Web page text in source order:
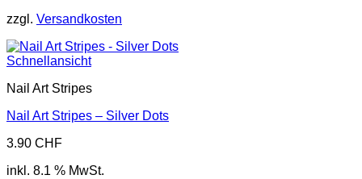
zzgl. Versandkosten
Schnellansicht
Nail Art Stripes
Nail Art Stripes – Silver Dots
3.90 CHF
inkl. 8.1 % MwSt.